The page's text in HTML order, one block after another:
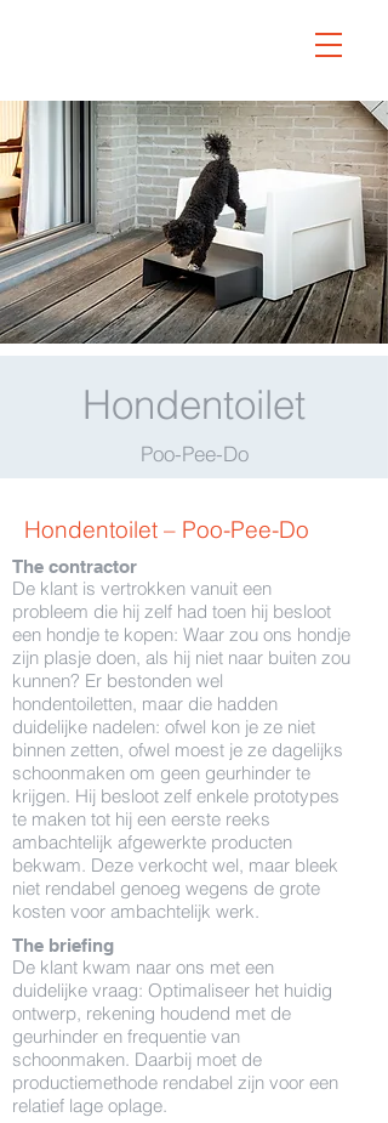
Hondentoilet
Poo-Pee-Do
Hondentoilet – Poo-Pee-Do
The contractor
De klant is vertrokken vanuit een
probleem die hij zelf had toen hij besloot
een hondje te kopen: Waar zou ons hondje
zijn plasje doen, als hij niet naar buiten zou
kunnen? Er bestonden wel
hondentoiletten, maar die hadden
duidelijke nadelen: ofwel kon je ze niet
binnen zetten, ofwel moest je ze dagelijks
schoonmaken om geen geurhinder te
krijgen. Hij besloot zelf enkele prototypes
te maken tot hij een eerste reeks
ambachtelijk afgewerkte producten
bekwam. Deze verkocht wel, maar bleek
niet rendabel genoeg wegens de grote
kosten voor ambachtelijk werk.
The briefing
De klant kwam naar ons met een
duidelijke vraag: Optimaliseer het huidig
ontwerp, rekening houdend met de
geurhinder en frequentie van
schoonmaken. Daarbij moet de
productiemethode rendabel zijn voor een
relatief lage oplage.